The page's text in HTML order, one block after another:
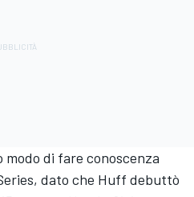
di fare conoscenza
dato che Huff debuttò